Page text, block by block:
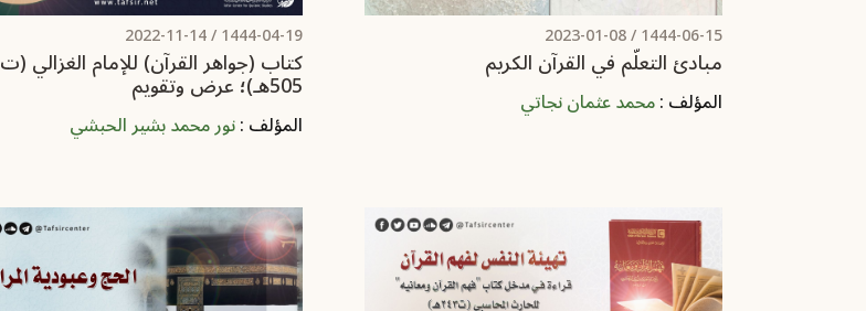
1444-06-15 /
2023-01-08
مبادئ التعلّم في القرآن الكريم
المؤلف :محمد عثمان نجاتي
1444-04-19 /
2022-11-14
كتاب (جواهر القرآن) للإمام الغزالي (ت
505هـ)؛ عرض وتقويم
المؤلف :نور محمد بشير الحبشي